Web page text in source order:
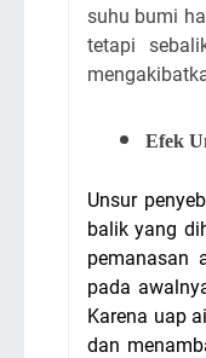
suhu bumi
tetapi
Efek
Unsur
balik yang
pemanasan
pada
Karena uap
dan